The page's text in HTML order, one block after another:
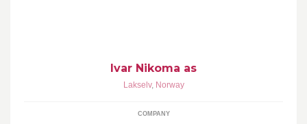
Ivar Nikoma as
Lakselv, Norway
COMPANY